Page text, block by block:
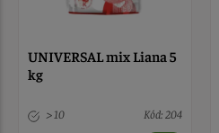
UNIVERSAL mix Liana 5
kg
> 10 Kód: 204